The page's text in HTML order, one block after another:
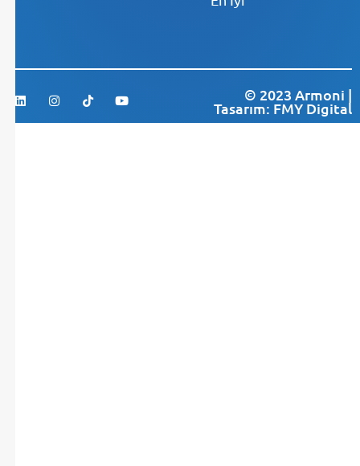
© 2023 Armoni |
Tasarım: FMY Digital